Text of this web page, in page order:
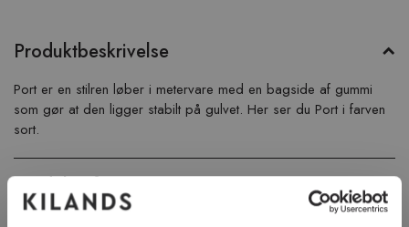
Produktbeskrivelse
Port er en stilren løber i metervare med en bagside af gummi
som gør at den ligger stabilt på gulvet. Her ser du Port i farven
sort.
Produktinformation